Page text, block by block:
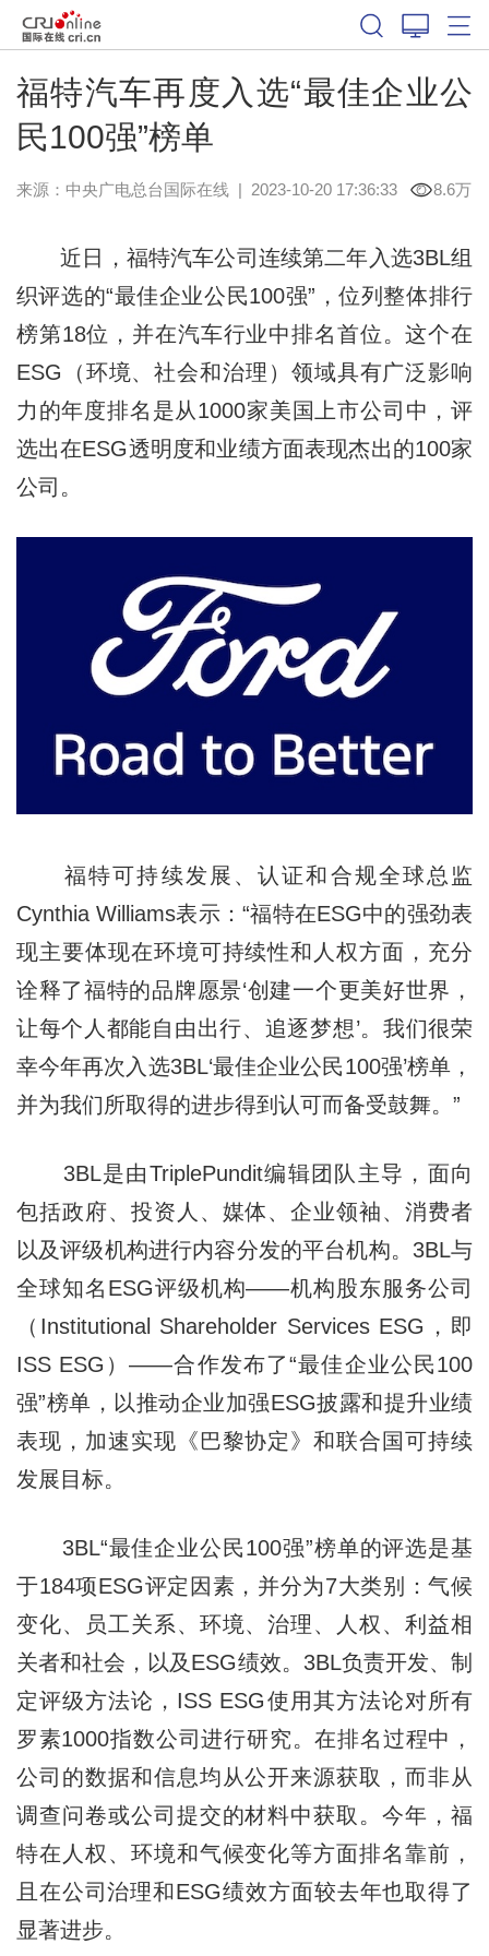
福特汽车再度入选“最佳企业公
民100强”榜单
来源： 中央广电总台国际在线| 2023-10-20 17:36:33 8.6万
近日，福特汽车公司连续第二年入选3BL组
织评选的“最佳企业公民100强”，位列整体排行
榜第18位，并在汽车行业中排名首位。这个在
ESG（环境、社会和治理）领域具有广泛影响
力的年度排名是从1000家美国上市公司中，评
选出在ESG透明度和业绩方面表现杰出的100家
公司。
福特可持续发展、认证和合规全球总监
Cynthia Williams表示：“福特在ESG中的强劲表
现主要体现在环境可持续性和人权方面，充分
诠释了福特的品牌愿景‘创建一个更美好世界，
让每个人都能自由出行、追逐梦想’。我们很荣
幸今年再次入选3BL‘最佳企业公民100强’榜单，
并为我们所取得的进步得到认可而备受鼓舞。”
3BL是由TriplePundit编辑团队主导，面向
包括政府、投资人、媒体、企业领袖、消费者
以及评级机构进行内容分发的平台机构。3BL与
全球知名ESG评级机构——机构股东服务公司
（Institutional Shareholder Services ESG，即
ISS ESG）——合作发布了“最佳企业公民100
强”榜单，以推动企业加强ESG披露和提升业绩
表现，加速实现《巴黎协定》和联合国可持续
发展目标。
3BL“最佳企业公民100强”榜单的评选是基
于184项ESG评定因素，并分为7大类别：气候
变化、员工关系、环境、治理、人权、利益相
关者和社会，以及ESG绩效。3BL负责开发、制
定评级方法论，ISS ESG使用其方法论对所有
罗素1000指数公司进行研究。在排名过程中，
公司的数据和信息均从公开来源获取，而非从
调查问卷或公司提交的材料中获取。今年，福
特在人权、环境和气候变化等方面排名靠前，
且在公司治理和ESG绩效方面较去年也取得了
显著进步。